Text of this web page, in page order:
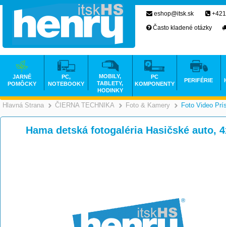
Hlavná Strana >
ČIERNA TECHNIKA >
Foto & Kamery Foto Video
Hama detská fotogaléria Hasičské auto,
eshop@itsk.sk
Často kladené otázky
JARNÉ
POMÔCKY
PC,
NOTEBOOKY
MOBILY,
TABLETY,
HODINKY
PC
KOMPONENTY
PERIFÉRIE